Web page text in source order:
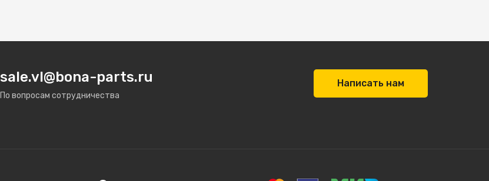
sale.vl@bona-parts.ru
По вопросам сотрудничества
Написать нам